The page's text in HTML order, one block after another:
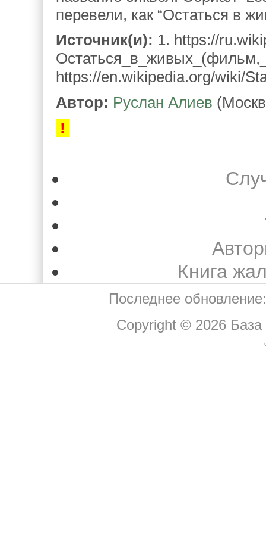
перевели, как “Остаться в
Источник(и): 1. https://
https://en.wikipedia.org/wiki/
Автор: Руслан Алиев
!
Книга
Последнее
Copyright © 2026 База